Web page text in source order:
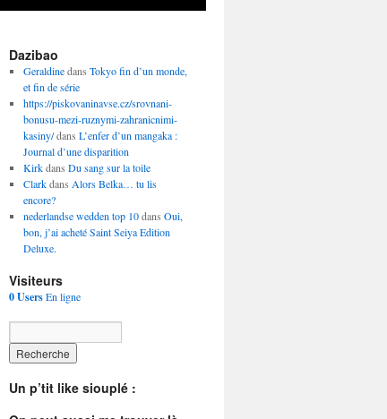
Dazibao
Geraldinedans Tokyo fin d’un monde,
et fin de série
https://piskovaninavse.cz/srovnani-
bonusu-mezi-ruznymi-zahranicnimi-
kasiny/dans L’enfer d’un mangaka :
Journal d’une disparition
Kirkdans Du sang sur la toile
Clarkdans Alors Belka… tu lis
encore?
nederlandse wedden top 10dans Oui,
bon, j’ai acheté Saint Seiya Edition
Deluxe.
Visiteurs
0 UsersEn ligne
Un p’tit like siouplé :